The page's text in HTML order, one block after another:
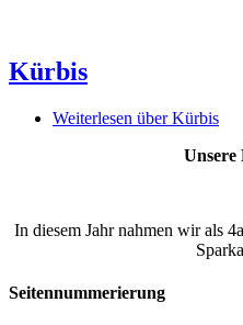
Kürbis
Weiterlesen über Kürbis
Unsere
In diesem Jahr nahmen wir als
Seitennummerierung